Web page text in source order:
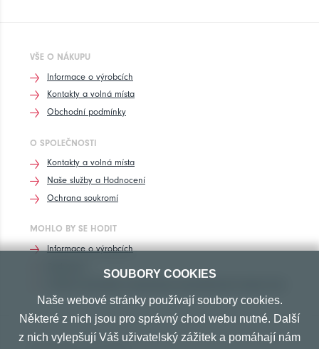
VŠE O NÁKUPU
Informace o výrobcích
Kontakty a volná místa
Obchodní podmínky
O SPOLEČNOSTI
Kontakty a volná místa
Naše služby a Hodnocení
Ochrana soukromí
MOHLO BY SE HODIT
Informace o výrobcích
SOUBORY COOKIES
Naše webové stránky používají soubory cookies.
Některé z nich jsou pro správný chod webu nutné. Další
z nich vylepšují Váš uživatelský zážitek a pomáhají nám